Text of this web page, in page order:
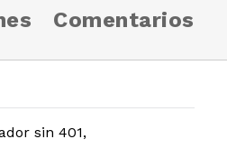
Comentarios
sin 401,